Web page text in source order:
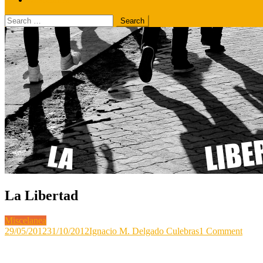
Search
for:
La Libertad
Miscelanea
29/05/201231/10/2012Ignacio M. Delgado Culebras1 Commenton